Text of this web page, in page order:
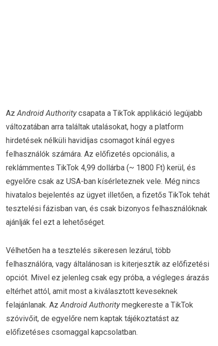
Az Android Authoritycsapata a TikTok applikáció legújabb
változatában arra találtak utalásokat, hogy a platform
hirdetések nélküli havidíjas csomagot kínál egyes
felhasználók számára. Az előfizetés opcionális, a
reklámmentes TikTok 4,99 dollárba (~ 1800 Ft) kerül, és
egyelőre csak az USA-ban kísérleteznek vele. Még nincs
hivatalos bejelentés az ügyet illetően, a fizetős TikTok tehát
tesztelési fázisban van, és csak bizonyos felhasználóknak
ajánlják fel ezt a lehetőséget.
Vélhetően ha a tesztelés sikeresen lezárul, több
felhasználóra, vagy általánosan is kiterjesztik az előfizetési
opciót. Mivel ez jelenleg csak egy próba, a végleges árazás
eltérhet attól, amit most a kiválasztott keveseknek
felajánlanak. Az Android Authoritymegkereste a TikTok
szóvivőit, de egyelőre nem kaptak tájékoztatást az
előfizetéses csomaggal kapcsolatban.